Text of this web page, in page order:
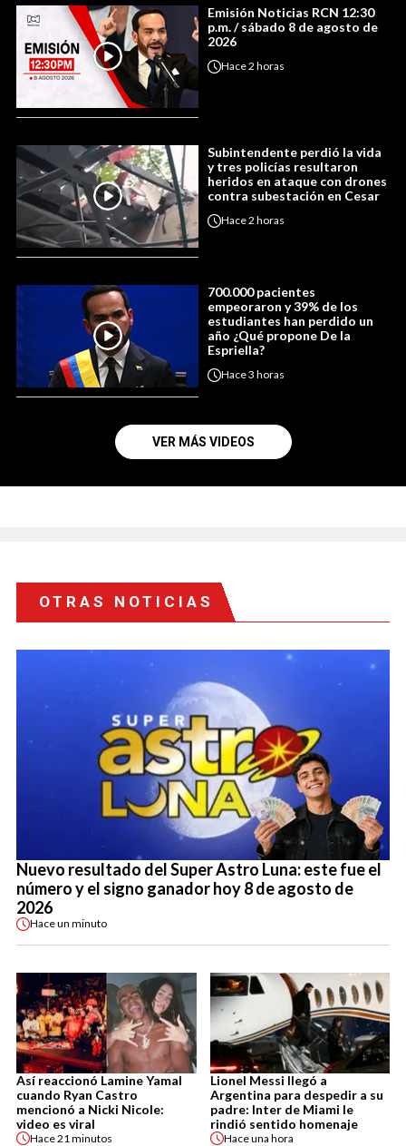
Emisión Noticias RCN 12:30
p.m. / sábado 8 de agosto de
2026
Hace2 horas
Subintendente perdió la vida
y tres policías resultaron
heridos en ataque con drones
contra subestación en Cesar
Hace2 horas
700.000 pacientes
empeoraron y 39% de los
estudiantes han perdido un
año ¿Qué propone De la
Espriella?
Hace3 horas
VER MÁS VIDEOS
OTRAS NOTICIAS
Nuevo resultado del Super Astro Luna: este fue el
número y el signo ganador hoy 8 de agosto de
2026
Haceun minuto
Así reaccionó Lamine Yamal
cuando Ryan Castro
mencionó a Nicki Nicole:
video es viral
Hace21 minutos
Lionel Messi llegó a
Argentina para despedir a su
padre: Inter de Miami le
rindió sentido homenaje
Haceuna hora